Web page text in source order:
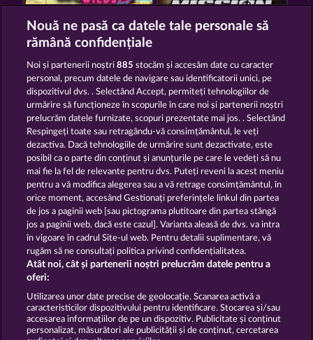
MALLORCA WILDS SECRET MISSION
BLITZ COINS BALTHAZAR
Termeni și condiții
Declarație de confidențialitate
Asistență tehnică Firmă
Trimite Cererea de Retragere
Nouă ne pasă ca datele tale personale să
rămână confidențiale
Noi și partenerii noștri885 stocăm și accesăm date cu caracter
personal, precum datele de navigare sau identificatorii unici, pe
dispozitivul dvs. . Selectând Accept, permiteți tehnologiilor de
urmărire să funcționeze în scopurile în care noi și partenerii noștri
prelucrăm datele furnizate, scopuri prezentate mai jos. . Selectând
Respingeți toate sau retragându-vă consimțământul, le veți
dezactiva. Dacă tehnologiile de urmărire sunt dezactivate, este
posibil ca o parte din conținut și anunțurile pe care le vedeți să nu
mai fie la fel de relevante pentru dvs. Puteți reveni la acest meniu
pentru a vă modifica alegerea sau a vă retrage consimțământul, în
orice moment, accesând Gestionați preferințele linkul din partea
de jos a paginii web [sau pictograma plutitoare din partea stângă
jos a paginii web, dacă este cazul]. Varianta aleasă de dvs. va intra
în vigoare în cadrul Site-ul web. Pentru detalii suplimentare, vă
rugăm să ne consultați politica privind confidențialitatea.
Atât noi, cât și partenerii noștri prelucrăm datele pentru a
oferi:
Utilizarea unor date precise de geolocație. Scanarea activă a
caracteristicilor dispozitivului pentru identificare. Stocarea și/sau
accesarea informațiilor de pe un dispozitiv. Publicitate și conținut
personalizat, măsurători ale publicității și de conținut, cercetarea